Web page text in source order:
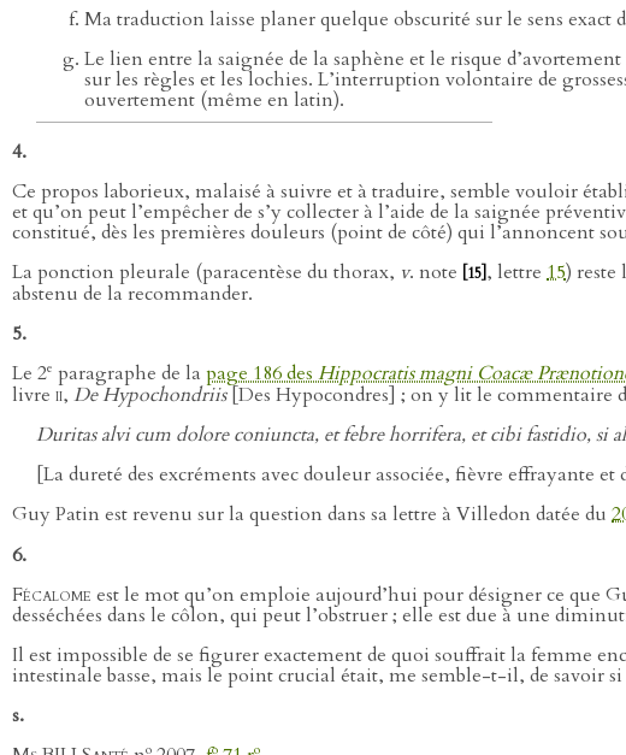
Ma traduction laisse planer quelque obscurité sur le sens exact
Le lien entre la saignée de la saphène et le risque
sur les règles et les lochies. L’interruption volontaire de
ouvertement (même en latin).
4.
Ce propos laborieux, malaisé à suivre et à traduire, semble vouloir
et qu’on peut l’empêcher de s’y collecter à l’aide de la saignée
constitué, dès les premières douleurs (point de côté) qui l’annoncent
La ponction pleurale (paracentèse du thorax, v. note [15] , lettre 15) reste
abstenu de la recommander.
5.
Le 2e paragraphe de la page 186 des Hippocratis magni Coacæ
livre ii, De Hypochondriis[Des Hypocondres] ; on y lit le commentaire
Duritas alvi cum dolore coniuncta, et febre horrifera, et cibi fastidio, si
[La dureté des excréments avec douleur associée, fièvre effrayante
Guy Patin est revenu sur la question dans sa lettre à Villedon datée du
6.
Fécalome est le mot qu’on emploie aujourd’hui pour désigner ce que
desséchées dans le côlon, qui peut l’obstruer ; elle est due à une
Il est impossible de se figurer exactement de quoi souffrait la femme
intestinale basse, mais le point crucial était, me semble-t-il, de savoir
s.
o o o